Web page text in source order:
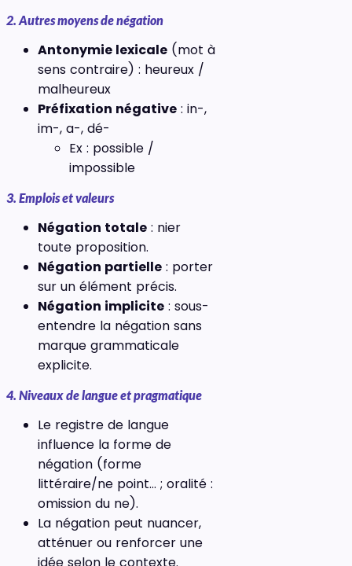
2. Autres moyens de négation
Antonymie lexicale (mot à
sens contraire) : heureux /
malheureux
Préfixation négative : in-,
im-, a-, dé-
Ex : possible /
impossible
3. Emplois et valeurs
Négation totale : nier
toute proposition.
Négation partielle : porter
sur un élément précis.
Négation implicite : sous-
entendre la négation sans
marque grammaticale
explicite.
4. Niveaux de langue et pragmatique
Le registre de langue
influence la forme de
négation (forme
littéraire/ne point… ; oralité :
omission du ne).
La négation peut nuancer,
atténuer ou renforcer une
idée selon le contexte.